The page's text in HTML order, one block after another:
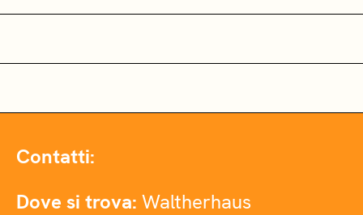
Contatti:
Dove si trova: Waltherhaus